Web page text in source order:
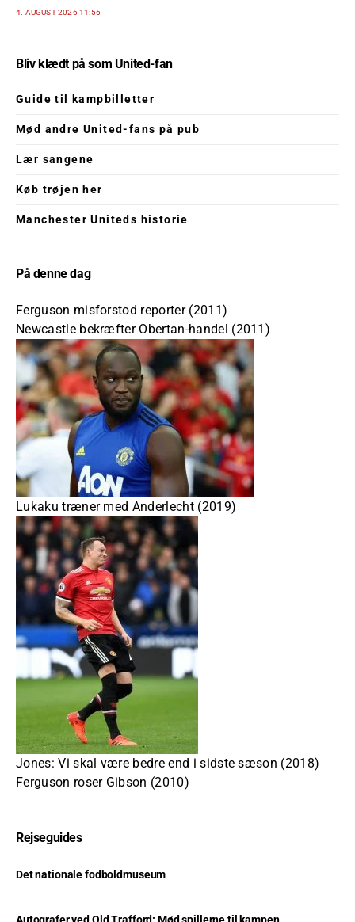
4. AUGUST 2026 11:56
Bliv klædt på som United-fan
Guide til kampbilletter
Mød andre United-fans på pub
Lær sangene
Køb trøjen her
Manchester Uniteds historie
På denne dag
Ferguson misforstod reporter (2011)
Newcastle bekræfter Obertan-handel (2011)
Lukaku træner med Anderlecht (2019)
Jones: Vi skal være bedre end i sidste sæson (2018)
Ferguson roser Gibson (2010)
Rejseguides
Det nationale fodboldmuseum